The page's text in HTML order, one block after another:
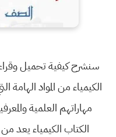
سنشرح كيفية تحميل
الكيمياء من المواد
مهاراتهم العلمية
الكتاب الكيمياء يعد